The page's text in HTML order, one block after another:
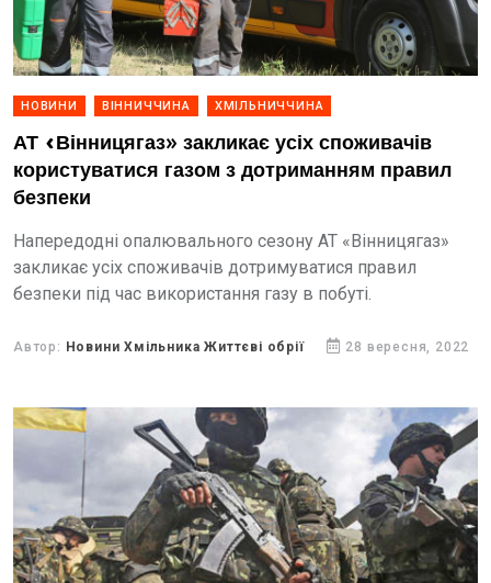
НОВИНИ ВІННИЧЧИНА ХМІЛЬНИЧЧИНА
АТ «Вінницягаз» закликає усіх споживачів
користуватися газом з дотриманням правил
безпеки
Напередодні опалювального сезону АТ «Вінницягаз»
закликає усіх споживачів дотримуватися правил
безпеки під час використання газу в побуті.
Автор: Новини Хмільника Життєві обрії 28 вересня, 2022